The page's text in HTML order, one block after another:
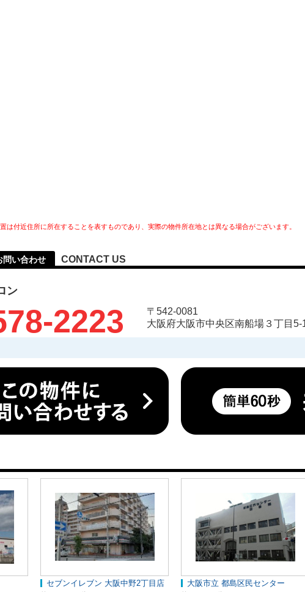
は付近住所に所在することを表すものであり、実際の物件所在地とは異なる場合がございます。
問い合わせ CONTACT US
ン
2223
〒542-0081
大阪府大阪市中央区南船場３丁目
セブンイレブン 大阪中野2丁目店
大阪市立 都島区民センター